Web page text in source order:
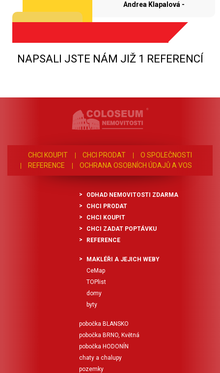
Andrea Klapalová -
NAPSALI JSTE NÁM JIŽ 1 REFERENCÍ
CHCI KOUPIT CHCI PRODAT
O SPOLEČNOSTI
REFERENCE
OCHRANA OSOBNÍCH ÚDAJŮ A VOS
ODHAD NEMOVITOSTI ZDARMA
CHCI PRODAT
CHCI KOUPIT
CHCI ZADAT POPTÁVKU
REFERENCE
MAKLÉŘI A JEJICH WEBY
CeMap
TOPlist
domy
byty
pobočka BLANSKO
pobočka BRNO, Květná
pobočka HODONÍN
chaty a chalupy
pozemky